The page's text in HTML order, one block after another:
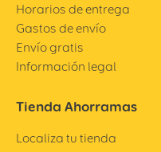
Horarios de entrega
Gastos de envío
Envío gratis
Información legal
Tienda Ahorramas
Localiza tu tienda